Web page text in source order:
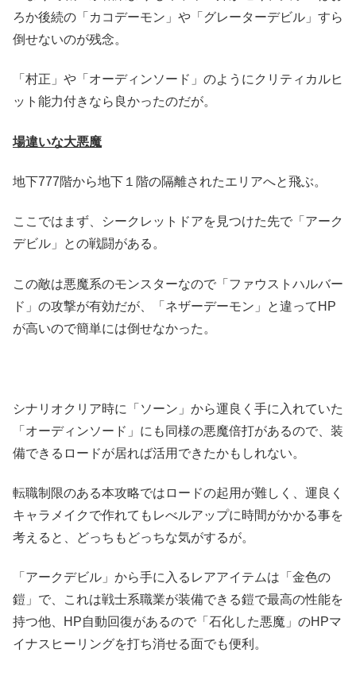
ろか後続の「カコデーモン」や「グレーターデビル」すら
倒せないのが残念。
「村正」や「オーディンソード」のようにクリティカルヒ
ット能力付きなら良かったのだが。
場違いな大悪魔
地下777階から地下１階の隔離されたエリアへと飛ぶ。
ここではまず、シークレットドアを見つけた先で「アーク
デビル」との戦闘がある。
この敵は悪魔系のモンスターなので「ファウストハルバー
ド」の攻撃が有効だが、「ネザーデーモン」と違ってHP
が高いので簡単には倒せなかった。
シナリオクリア時に「ソーン」から運良く手に入れていた
「オーディンソード」にも同様の悪魔倍打があるので、装
備できるロードが居れば活用できたかもしれない。
転職制限のある本攻略ではロードの起用が難しく、運良く
キャラメイクで作れてもレべルアップに時間がかかる事を
考えると、どっちもどっちな気がするが。
「アークデビル」から手に入るレアアイテムは「金色の
鎧」で、これは戦士系職業が装備できる鎧で最高の性能を
持つ他、HP自動回復があるので「石化した悪魔」のHPマ
イナスヒーリングを打ち消せる面でも便利。